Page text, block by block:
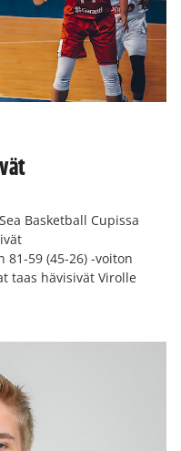
Basketball Cupissa
59 (45-26) -voiton
taas hävisivät Virolle